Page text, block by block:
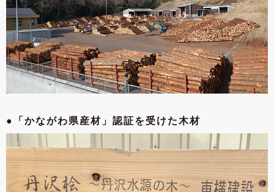
●「かながわ県産材」 認証を受けた木材